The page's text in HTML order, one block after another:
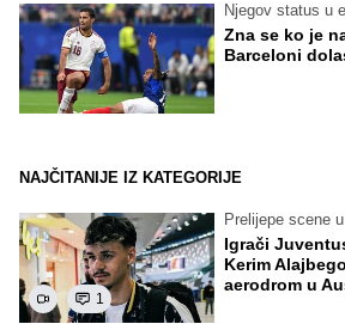
Njegov status u
Zna se ko je
Barceloni
NAJČITANIJE IZ KATEGORIJE
1
Prelijepe scene
Igrači
Kerim
aerodrom u